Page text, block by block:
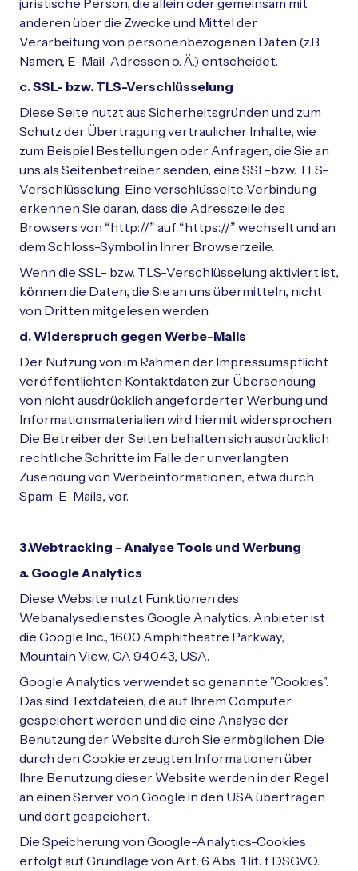
juristische Person, die allein oder gemeinsam mit
anderen über die Zwecke und Mittel der
Verarbeitung von personenbezogenen Daten (z.B.
Namen, E-Mail-Adressen o. Ä.) entscheidet.
c. SSL- bzw. TLS-Verschlüsselung
Diese Seite nutzt aus Sicherheitsgründen und zum
Schutz der Übertragung vertraulicher Inhalte, wie
zum Beispiel Bestellungen oder Anfragen, die Sie an
uns als Seitenbetreiber senden, eine SSL-bzw. TLS-
Verschlüsselung. Eine verschlüsselte Verbindung
erkennen Sie daran, dass die Adresszeile des
Browsers von “http://” auf “https://” wechselt und an
dem Schloss-Symbol in Ihrer Browserzeile.
Wenn die SSL- bzw. TLS-Verschlüsselung aktiviert ist,
können die Daten, die Sie an uns übermitteln, nicht
von Dritten mitgelesen werden.
d. Widerspruch gegen Werbe-Mails
Der Nutzung von im Rahmen der Impressumspflicht
veröffentlichten Kontaktdaten zur Übersendung
von nicht ausdrücklich angeforderter Werbung und
Informationsmaterialien wird hiermit widersprochen.
Die Betreiber der Seiten behalten sich ausdrücklich
rechtliche Schritte im Falle der unverlangten
Zusendung von Werbeinformationen, etwa durch
Spam-E-Mails, vor.
3.Webtracking - Analyse Tools und Werbung
a. Google Analytics
Diese Website nutzt Funktionen des
Webanalysedienstes Google Analytics. Anbieter ist
die Google Inc., 1600 Amphitheatre Parkway,
Mountain View, CA 94043, USA.
Google Analytics verwendet so genannte "Cookies".
Das sind Textdateien, die auf Ihrem Computer
gespeichert werden und die eine Analyse der
Benutzung der Website durch Sie ermöglichen. Die
durch den Cookie erzeugten Informationen über
Ihre Benutzung dieser Website werden in der Regel
an einen Server von Google in den USA übertragen
und dort gespeichert.
Die Speicherung von Google-Analytics-Cookies
erfolgt auf Grundlage von Art. 6 Abs. 1 lit. f DSGVO.